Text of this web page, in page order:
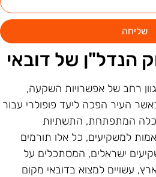
שליחה
הנדל"ן של דובאי
רחב של אפשרויות השקעה,
העיר הפכה ליעד פופולרי עבור
המתפתחת, התשתיות
למשקיעים, כל אלו תורמים
ישראלים, המסתכלים על
עשויים למצוא בדובאי מקום